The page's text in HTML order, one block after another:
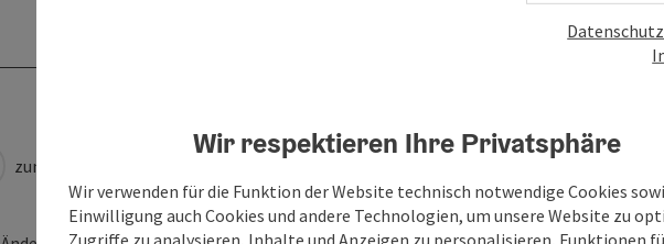
zum Merkzettel
Wir respektieren Ihre Privatsphäre
Wir verwenden für die Funktion der Website technisch notwendige Cookies
Einwilligung auch Cookies und andere Technologien, um unsere Website zu
Zugriffe zu analysieren, Inhalte und Anzeigen zu personalisieren, Funktionen